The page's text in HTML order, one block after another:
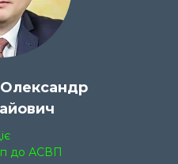
до АСВП